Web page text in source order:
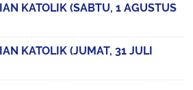
KATOLIK (SABTU, 1 AGUSTUS
KATOLIK (JUMAT, 31 JULI